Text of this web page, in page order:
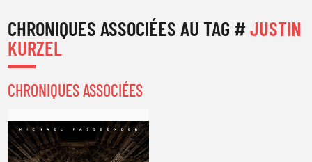
CHRONIQUES ASSOCIÉES AU TAG #JUSTIN
KURZEL
CHRONIQUES ASSOCIÉES
de
Justin Kurzel